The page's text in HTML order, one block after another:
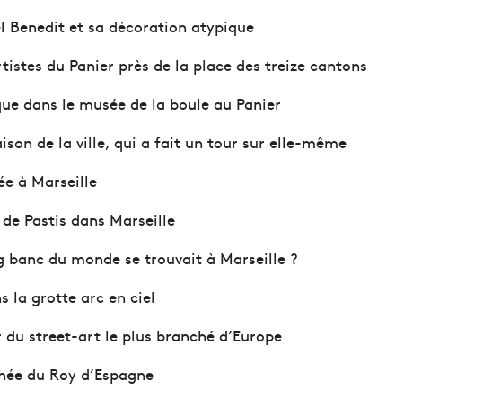
Benedit et sa décoration atypique
du Panier près de la place des treize cantons
dans le musée de la boule au Panier
de la ville, qui a fait un tour sur elle-même
à Marseille
Pastis dans Marseille
banc du monde se trouvait à Marseille ?
la grotte arc en ciel
street-art le plus branché d’Europe
du Roy d’Espagne